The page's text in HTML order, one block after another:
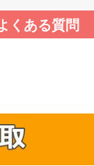
くある質問